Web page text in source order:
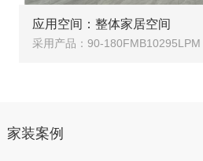
应用空间：整体家居空间
采用产品：90-180FMB10295LPM
家装案例